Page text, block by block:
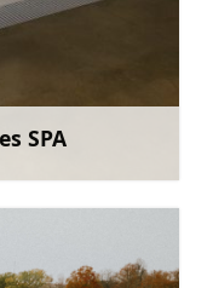
SPA
Uzzināt vairāk